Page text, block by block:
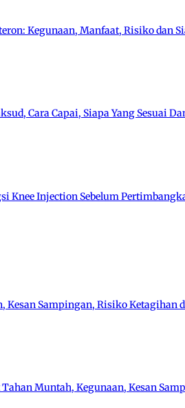
Kegunaan, Manfaat, Risiko dan
Cara Capai, Siapa Yang Sesuai
Knee Injection Sebelum
Kesan Sampingan, Risiko Ketagihan
Muntah, Kegunaan, Kesan